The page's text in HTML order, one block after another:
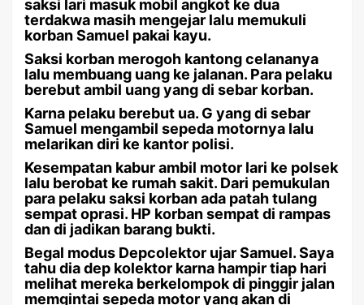
saksi lari masuk mobil angkot ke dua
terdakwa masih mengejar lalu memukuli
korban Samuel pakai kayu.
Saksi korban merogoh kantong celananya
lalu membuang uang ke jalanan. Para pelaku
berebut ambil uang yang di sebar korban.
Karna pelaku berebut ua. G yang di sebar
Samuel mengambil sepeda motornya lalu
melarikan diri ke kantor polisi.
Kesempatan kabur ambil motor lari ke polsek
lalu berobat ke rumah sakit. Dari pemukulan
para pelaku saksi korban ada patah tulang
sempat oprasi. HP korban sempat di rampas
dan di jadikan barang bukti.
Begal modus Depcolektor ujar Samuel. Saya
tahu dia dep kolektor karna hampir tiap hari
melihat mereka berkelompok di pinggir jalan
memgintai sepeda motor yang akan di